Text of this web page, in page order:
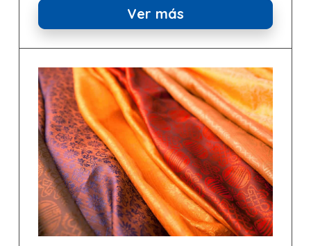
Ver más